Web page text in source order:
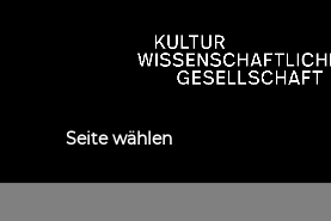
Seite wählen